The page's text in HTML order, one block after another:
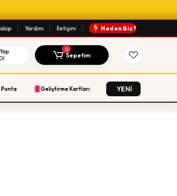
Yardım İletişim Neden Biz?
0
Sepetim
Punta Geliştirme Kartları YENİ